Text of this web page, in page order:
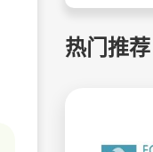
热门推荐